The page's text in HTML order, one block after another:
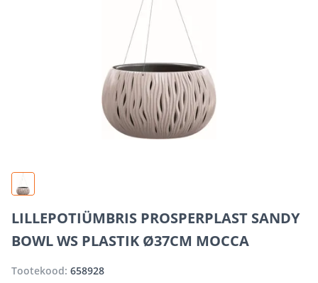
LILLEPOTIÜMBRIS PROSPERPLAST SANDY
BOWL WS PLASTIK Ø37CM MOCCA
Tootekood: 658928